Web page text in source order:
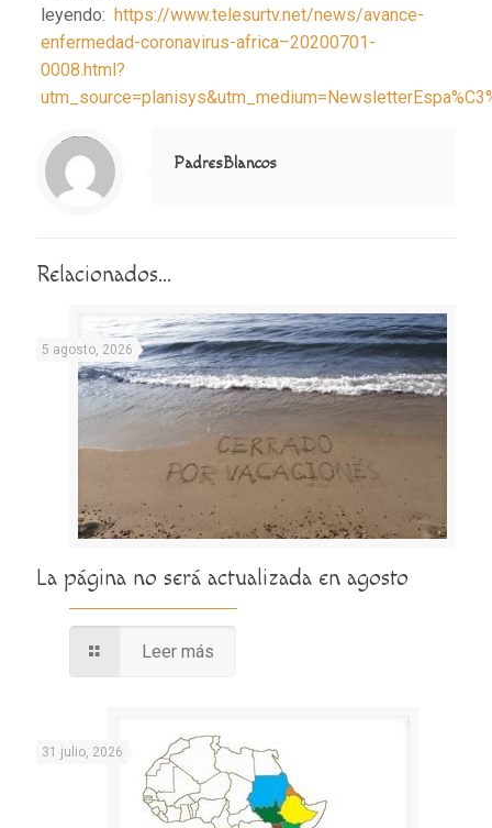
leyendo: https://www.telesurtv.net/news/avance-
enfermedad-coronavirus-africa–20200701-
0008.html?
Notice
: Trying to access array offset on value of type null in
/home/misioner/public_html/padresblancos/themes/betheme/includes/content-single.php
on line
286
PadresBlancos
Relacionados...
5 agosto, 2026
La página no será actualizada en agosto
Leer más
31 julio, 2026